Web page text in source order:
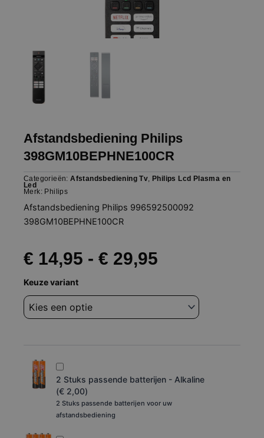
Afstandsbediening Philips
398GM10BEPHNE100CR
Categorieën: Afstandsbediening Tv ,Philips Lcd Plasma en
Led
Merk: Philips
Afstandsbediening Philips 996592500092
398GM10BEPHNE100CR
€ 14,95 - € 29,95
tot
Keuze variant
2 Stuks passende batterijen - Alkaline
(€ 2,00)
2 Stuks passende batterijen voor uw
afstandsbediening
Afstandsbediening
Philips
398GM10BEPHNE100CR
aantal